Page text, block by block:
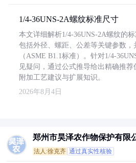
1/4-36UNS-2A螺纹标准尺寸
本文详细解析1/4-36UNS-2A螺纹的
包括外径、螺距、公差等关键参数
（ASME B1.1标准）。针对1/4-
见疑问，通过公式推导给出精确推
附加工艺建议与扩展知识。
2026年8月4日
郑州市昊泽农作物保护有限
法人:徐克齐 通过真实性核验